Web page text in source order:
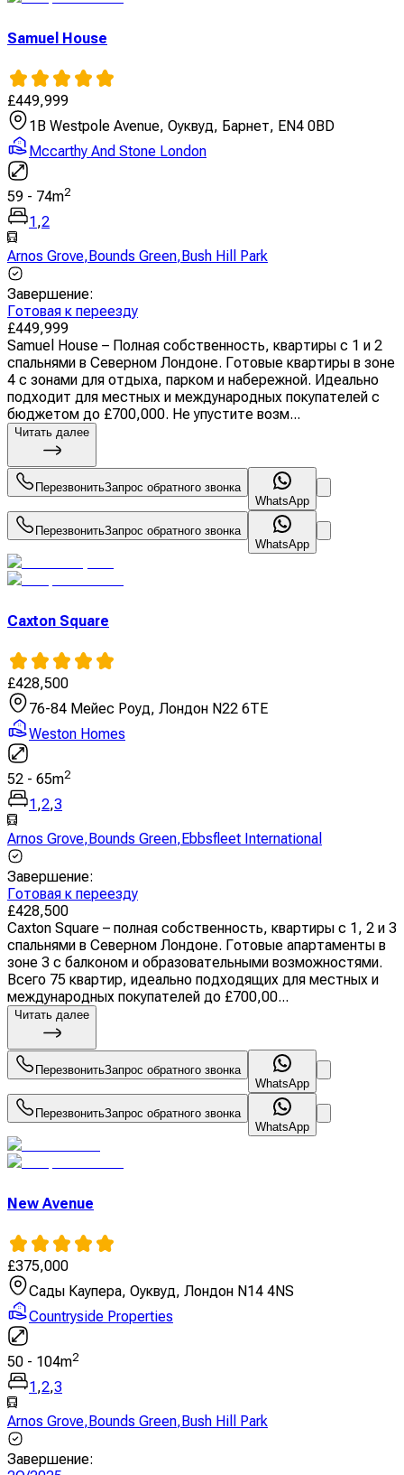
Samuel House
£449,999
1B Westpole Avenue, Оуквуд, Барнет, EN4 0BD
Mccarthy And Stone London
59 - 74m2
1,2
Arnos Grove,Bounds Green,Bush Hill Park
Завершение:
Готовая к переезду
£449,999
Samuel House – Полная собственность, квартиры с 1 и 2
спальнями в Северном Лондоне. Готовые квартиры в зоне
4 с зонами для отдыха, парком и набережной. Идеально
подходит для местных и международных покупателей с
бюджетом до £700,000. Не упустите возм...
Читать далее
ПерезвонитьЗапрос обратного звонка
WhatsApp
ПерезвонитьЗапрос обратного звонка
WhatsApp
Caxton Square
£428,500
76-84 Мейес Роуд, Лондон N22 6TE
Weston Homes
52 - 65m2
1,2,3
Arnos Grove,Bounds Green,Ebbsfleet International
Завершение:
Готовая к переезду
£428,500
Caxton Square – полная собственность, квартиры с 1, 2 и 3
спальнями в Северном Лондоне. Готовые апартаменты в
зоне 3 с балконом и образовательными возможностями.
Всего 75 квартир, идеально подходящих для местных и
международных покупателей до £700,00...
Читать далее
ПерезвонитьЗапрос обратного звонка
WhatsApp
ПерезвонитьЗапрос обратного звонка
WhatsApp
New Avenue
£375,000
Сады Каупера, Оуквуд, Лондон N14 4NS
Countryside Properties
50 - 104m2
1,2,3
Arnos Grove,Bounds Green,Bush Hill Park
Завершение: